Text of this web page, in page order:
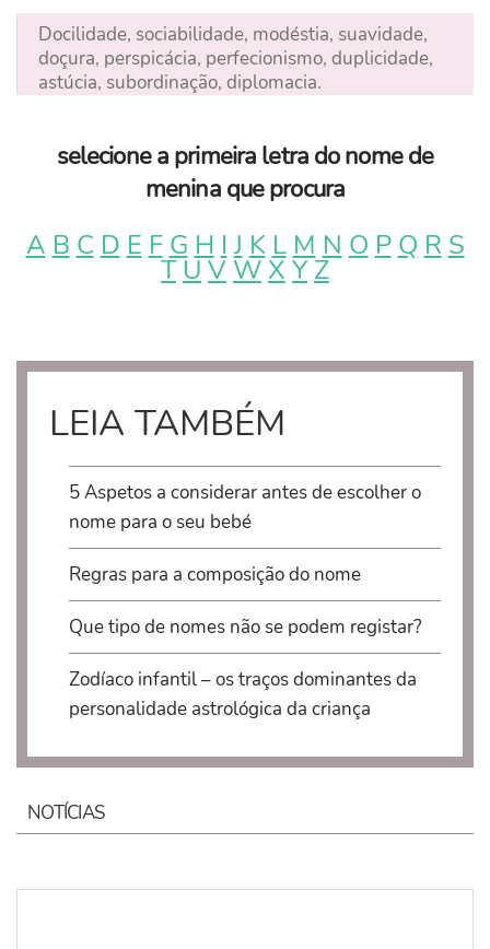
Docilidade, sociabilidade, modéstia, suavidade,
doçura, perspicácia, perfecionismo, duplicidade,
astúcia, subordinação, diplomacia.
selecione a primeira letra do nome de
menina que procura
A B C D E F G H I J K L M N O P Q R S
TUVW XYZ
LEIA TAMBÉM
5 Aspetos a considerar antes de escolher o
nome para o seu bebé
Regras para a composição do nome
Que tipo de nomes não se podem registar?
Zodíaco infantil – os traços dominantes da
personalidade astrológica da criança
NOTÍCIAS